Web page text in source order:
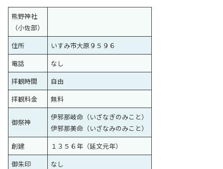
熊野神社
（小佐部）
住所
いすみ市大原９５９６
電話
なし
拝観時間
自由
拝観料金
無料
御祭神
伊邪那岐命（いざなぎのみこと）
伊邪那美命（いざなみのみこと）
創建
１３５６年（延文元年）
御朱印
なし